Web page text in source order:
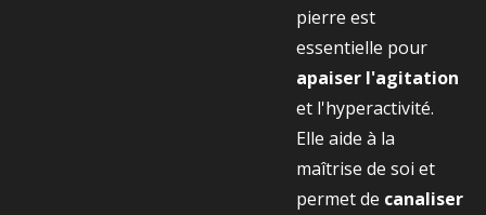
pierre est
essentielle pour
apaiser l'agitation
et l'hyperactivité.
Elle aide à la
maîtrise de soi et
permet de canaliser